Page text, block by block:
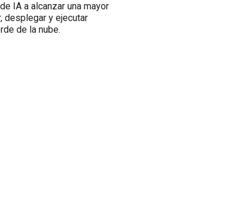
IA a alcanzar una mayor
desplegar y ejecutar
de la nube.